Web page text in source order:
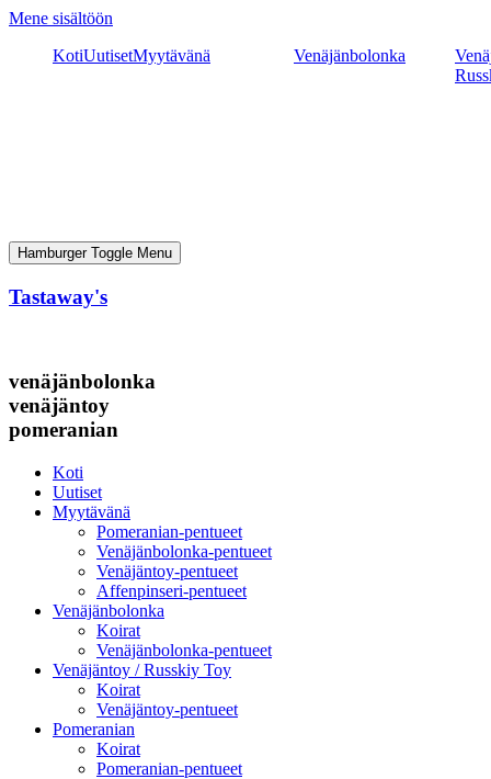
Mene sisältöön
KotiUutisetMyytävänä Venäjänbolonka
Hamburger Toggle Menu
Tastaway's
venäjänbolonka
venäjäntoy
pomeranian
Koti
Uutiset
Myytävänä
Pomeranian-pentueet
Venäjänbolonka-pentueet
Venäjäntoy-pentueet
Affenpinseri-pentueet
Venäjänbolonka
Koirat
Venäjänbolonka-pentueet
Venäjäntoy / Russkiy Toy
Koirat
Venäjäntoy-pentueet
Pomeranian
Koirat
Pomeranian-pentueet